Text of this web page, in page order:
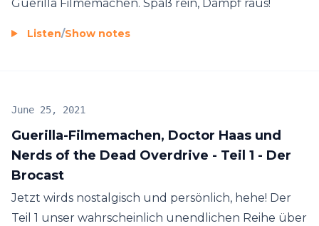
Guerilla Filmemachen. Spaß rein, Dampf raus!
Listen/Show notes
Guerilla-Filmemachen, Doctor Haas und
Nerds of the Dead Overdrive - Teil 1 - Der
Brocast
June 25, 2021
Jetzt wirds nostalgisch und persönlich, hehe! Der
Teil 1 unser wahrscheinlich unendlichen Reihe über